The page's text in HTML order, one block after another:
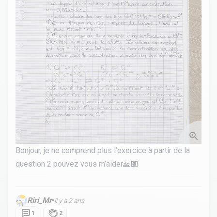
Bonjour, je ne comprend plus l’exercice à partir de la
question 2 pouvez vous m’aider🙏🏽
Riri_Mr•il y a 2 ans
1 2